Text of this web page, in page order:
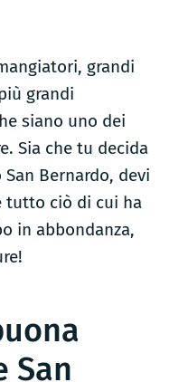
grandi
grandi
siano uno dei
Sia che tu decida
Bernardo, devi
tutto ciò di cui ha
in abbondanza,
San